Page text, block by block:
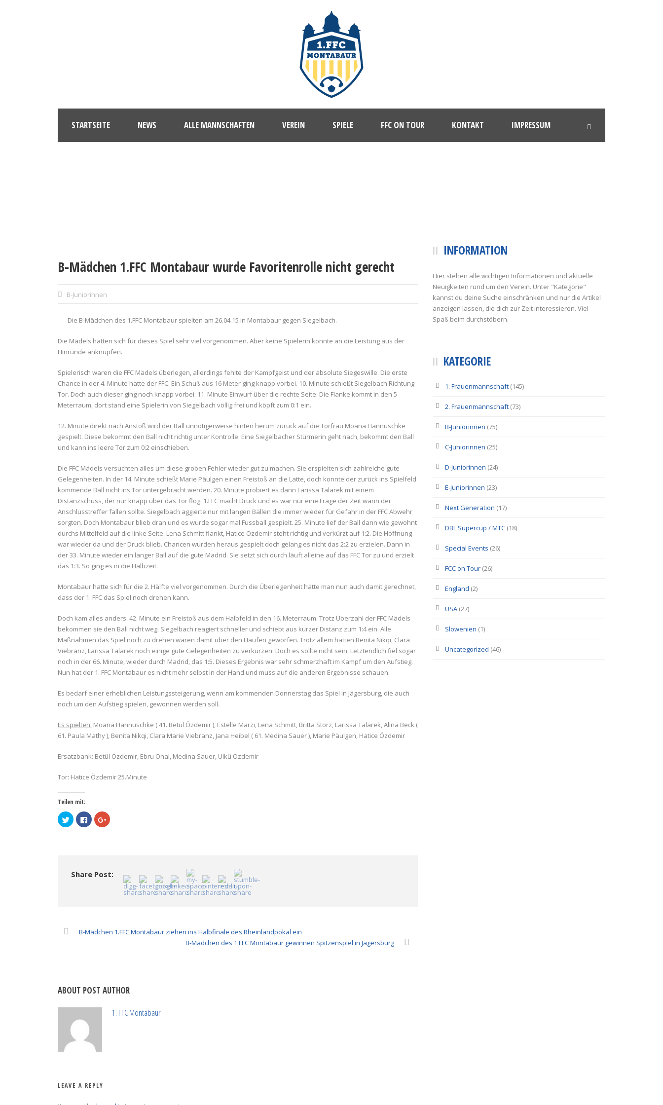
STARTSEITE NEWS ALLE MANNSCHAFTEN VEREIN SPIELE FFC ON TOUR KONTAKT IMPRESSUM
B-Mädchen 1.FFC Montabaur wurde Favoritenrolle nicht gerecht
B-Juniorinnen
Die B-Mädchen des 1.FFC Montabaur spielten am 26.04.15 in Montabaur gegen Siegelbach.
Die Mädels hatten sich für dieses Spiel sehr viel vorgenommen. Aber keine Spielerin konnte an die Leistung aus der
Hinrunde anknüpfen.
Spielerisch waren die FFC Mädels überlegen, allerdings fehlte der Kampfgeist und der absolute Siegeswille. Die erste
Chance in der 4. Minute hatte der FFC. Ein Schuß aus 16 Meter ging knapp vorbei. 10. Minute schießt Siegelbach Richtung
Tor. Doch auch dieser ging noch knapp vorbei. 11. Minute Einwurf über die rechte Seite. Die Flanke kommt in den 5
Meterraum, dort stand eine Spielerin von Siegelbach völlig frei und köpft zum 0:1 ein.
12. Minute direkt nach Anstoß wird der Ball unnötigerweise hinten herum zurück auf die Torfrau Moana Hannuschke
gespielt. Diese bekommt den Ball nicht richtig unter Kontrolle. Eine Siegelbacher Stürmerin geht nach, bekommt den Ball
und kann ins leere Tor zum 0:2 einschieben.
Die FFC Mädels versuchten alles um diese groben Fehler wieder gut zu machen. Sie erspielten sich zahlreiche gute
Gelegenheiten. In der 14. Minute schießt Marie Päulgen einen Freistoß an die Latte, doch konnte der zurück ins Spielfeld
kommende Ball nicht ins Tor untergebracht werden. 20. Minute probiert es dann Larissa Talarek mit einem
Distanzschuss, der nur knapp über das Tor flog. 1.FFC macht Druck und es war nur eine Frage der Zeit wann der
Anschlusstreffer fallen sollte. Siegelbach aggierte nur mit langen Bällen die immer wieder für Gefahr in der FFC Abwehr
sorgten. Doch Montabaur blieb dran und es wurde sogar mal Fussball gespielt. 25. Minute lief der Ball dann wie gewohnt
durchs Mittelfeld auf die linke Seite. Lena Schmitt flankt, Hatice Özdemir steht richtig und verkürzt auf 1:2. Die Hoffnung
war wieder da und der Druck blieb. Chancen wurden heraus gespielt doch gelang es nicht das 2:2 zu erzielen. Dann in
der 33. Minute wieder ein langer Ball auf die gute Madrid. Sie setzt sich durch läuft alleine auf das FFC Tor zu und erzielt
das 1:3. So ging es in die Halbzeit.
Montabaur hatte sich für die 2. Hälfte viel vorgenommen. Durch die Überlegenheit hätte man nun auch damit gerechnet,
dass der 1. FFC das Spiel noch drehen kann.
Doch kam alles anders. 42. Minute ein Freistoß aus dem Halbfeld in den 16. Meterraum. Trotz Überzahl der FFC Mädels
bekommen sie den Ball nicht weg. Siegelbach reagiert schneller und schiebt aus kurzer Distanz zum 1:4 ein. Alle
Maßnahmen das Spiel noch zu drehen waren damit über den Haufen geworfen. Trotz allem hatten Benita Nikqi, Clara
Viebranz, Larissa Talarek noch einige gute Gelegenheiten zu verkürzen. Doch es sollte nicht sein. Letztendlich fiel sogar
noch in der 66. Minute, wieder durch Madrid, das 1:5. Dieses Ergebnis war sehr schmerzhaft im Kampf um den Aufstieg.
Nun hat der 1. FFC Montabaur es nicht mehr selbst in der Hand und muss auf die anderen Ergebnisse schauen.
Es bedarf einer erheblichen Leistungssteigerung, wenn am kommenden Donnerstag das Spiel in Jägersburg, die auch
noch um den Aufstieg spielen, gewonnen werden soll.
Es spielten: Moana Hannuschke ( 41. Betül Özdemir ), Estelle Marzi, Lena Schmitt, Britta Storz, Larissa Talarek, Alina Beck (
61. Paula Mathy ), Benita Nikqi, Clara Marie Viebranz, Jana Heibel ( 61. Medina Sauer ), Marie Päulgen, Hatice Özdemir
Ersatzbank: Betül Özdemir, Ebru Önal, Medina Sauer, Ülkü Özdemir
Tor: Hatice Özdemir 25.Minute
Teilen mit:
Klick,
um
über
Fenster
geöffnet)
Klick,
um
Fenster
geöffnet)
Zum
Teilen
geöffnet)
Share Post:
B-Mädchen 1.FFC Montabaur ziehen ins Halbfinale des Rheinlandpokal ein
B-Mädchen des 1.FFC Montabaur gewinnen Spitzenspiel in Jägersburg
ABOUT POST AUTHOR
1. FFC Montabaur
LEAVE A REPLY
INFORMATION
Hier stehen alle wichtigen Informationen und aktuelle
Neuigkeiten rund um den Verein. Unter "Kategorie"
kannst du deine Suche einschränken und nur die Artikel
anzeigen lassen, die dich zur Zeit interessieren. Viel
Spaß beim durchstöbern.
KATEGORIE
1. Frauenmannschaft (145)
2. Frauenmannschaft (73)
B-Juniorinnen (75)
C-Juniorinnen (25)
D-Juniorinnen (24)
E-Juniorinnen (23)
Next Generation (17)
DBL Supercup / MTC (18)
Special Events (26)
FCC on Tour (26)
England (2)
USA (27)
Slowenien (1)
Uncategorized (46)